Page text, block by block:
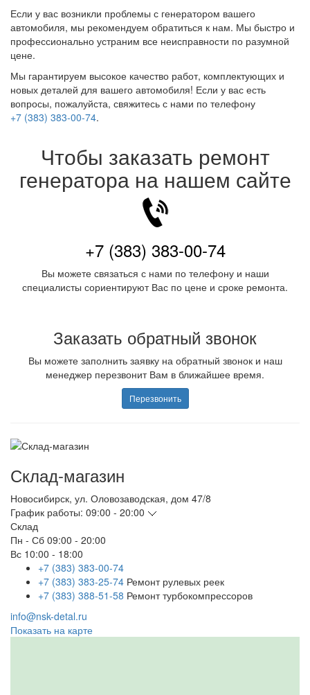
Если у вас возникли проблемы с генератором вашего
автомобиля, мы рекомендуем обратиться к нам. Мы быстро и
профессионально устраним все неисправности по разумной
цене.
Мы гарантируем высокое качество работ, комплектующих и
новых деталей для вашего автомобиля! Если у вас есть
вопросы, пожалуйста, свяжитесь с нами по телефону
+7 (383) 383-00-74.
Чтобы заказать ремонт
генератора на нашем сайте
+7 (383) 383-00-74
Вы можете связаться с нами по телефону и наши
специалисты сориентируют Вас по цене и сроке ремонта.
Заказать обратный звонок
Вы можете заполнить заявку на обратный звонок и наш
менеджер перезвонит Вам в ближайшее время.
Перезвонить
Склад-магазин
Новосибирск, ул. Оловозаводская, дом 47/8
График работы: 09:00 - 20:00
Склад
Пн - Сб 09:00 - 20:00
Вс 10:00 - 18:00
+7 (383) 383-00-74
+7 (383) 383-25-74 Ремонт рулевых реек
+7 (383) 388-51-58 Ремонт турбокомпрессоров
info@nsk-detal.ru
Показать на карте